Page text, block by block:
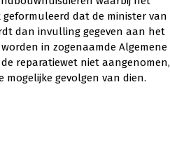
dat de minister van
dan invulling gegeven aan het
in zogenaamde Algemene
reparatiewet niet aangenomen,
gevolgen van dien.